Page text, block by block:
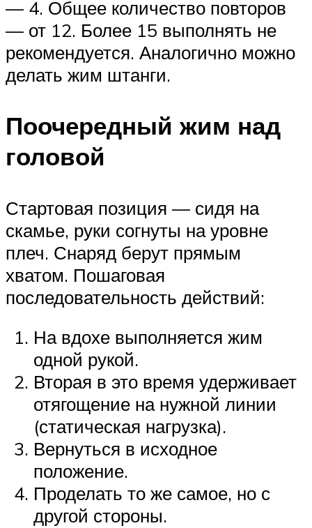
— 4. Общее количество повторов
— от 12. Более 15 выполнять не
рекомендуется. Аналогично можно
делать жим штанги.
Поочередный жим над
головой
Стартовая позиция — сидя на
скамье, руки согнуты на уровне
плеч. Снаряд берут прямым
хватом. Пошаговая
последовательность действий:
На вдохе выполняется жим
одной рукой.
Вторая в это время удерживает
отягощение на нужной линии
(статическая нагрузка).
Вернуться в исходное
положение.
Проделать то же самое, но с
другой стороны.